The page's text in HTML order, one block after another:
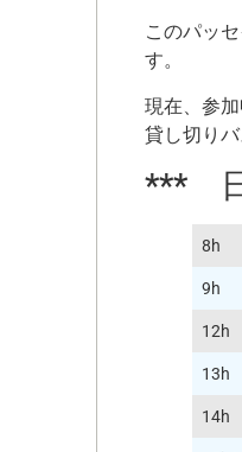
このパッ
す。
現在、参
貸し切り
***
8h
9h
12h
13h
14h